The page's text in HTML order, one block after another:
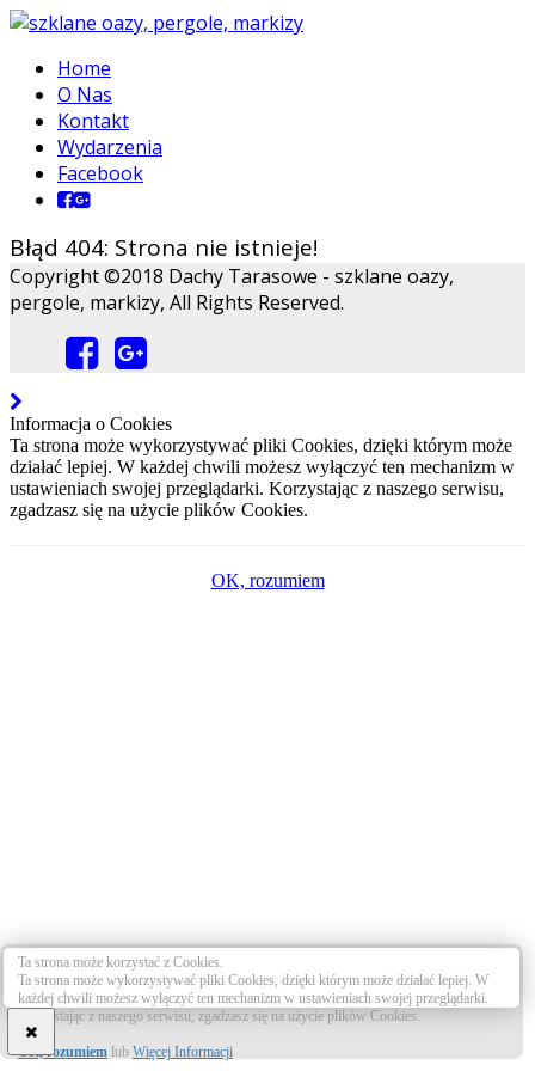
Home
O Nas
Kontakt
Wydarzenia
Facebook
Błąd 404: Strona nie istnieje!
Copyright ©2018 Dachy Tarasowe - szklane oazy,
pergole, markizy, All Rights Reserved.
Ta strona może korzystać z Cookies.
Ta strona może wykorzystywać pliki Cookies, dzięki którym może działać lepiej. W
każdej chwili możesz wyłączyć ten mechanizm w ustawieniach swojej przeglądarki.
Korzystając z naszego serwisu, zgadzasz się na użycie plików Cookies.
OK, rozumiem lub Więcej Informacji
Informacja o Cookies
Ta strona może wykorzystywać pliki Cookies, dzięki którym może
działać lepiej. W każdej chwili możesz wyłączyć ten mechanizm w
ustawieniach swojej przeglądarki. Korzystając z naszego serwisu,
zgadzasz się na użycie plików Cookies.
OK, rozumiem